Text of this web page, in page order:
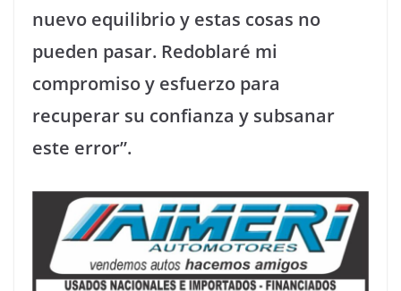
nuevo equilibrio y estas cosas no
pueden pasar. Redoblaré mi
compromiso y esfuerzo para
recuperar su confianza y subsanar
este error”.